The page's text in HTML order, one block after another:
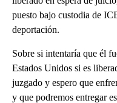
puesto bajo custodia de
deportación.
Sobre si intentaría que él
Estados Unidos si es
juzgado y espero que
y que podremos entregar